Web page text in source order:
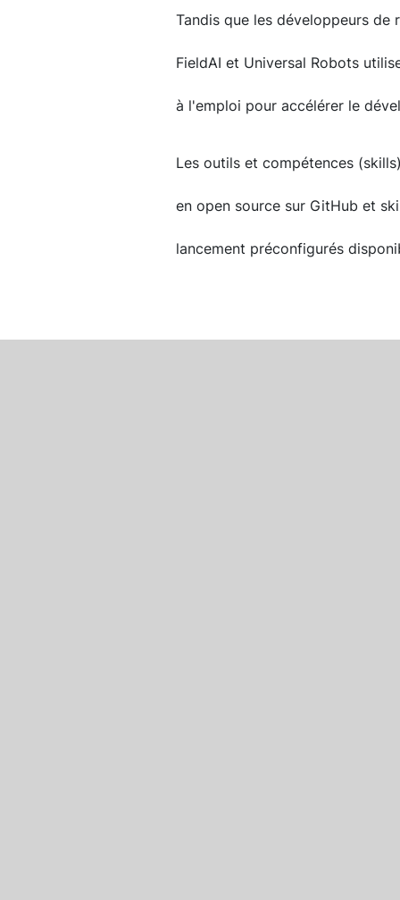
Tandis que les développeurs
FieldAI et Universal Robots
à l'emploi pour accélérer le
Les outils et compétences
en open source sur GitHub et
lancement préconfigurés